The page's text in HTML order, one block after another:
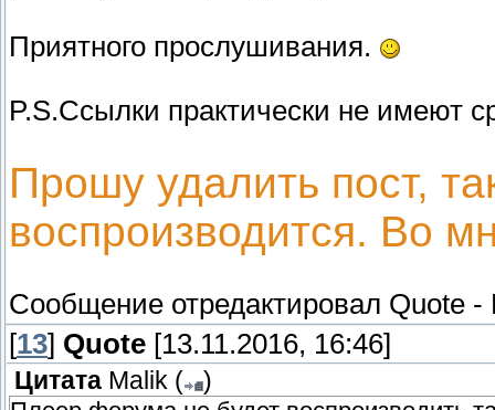
Приятного прослушивания.
P.S.Ссылки практически не имеют
Прошу удалить пост,
воспроизводится. Во
Сообщение отредактировал Quote -
[13] Quote [13.11.2016, 16:46]
Цитата Malik (
)